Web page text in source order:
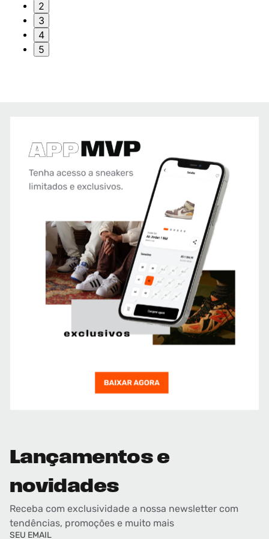
2
3
4
5
Lançamentos e
novidades
Receba com exclusividade a nossa newsletter com
tendências, promoções e muito mais
SEU EMAIL